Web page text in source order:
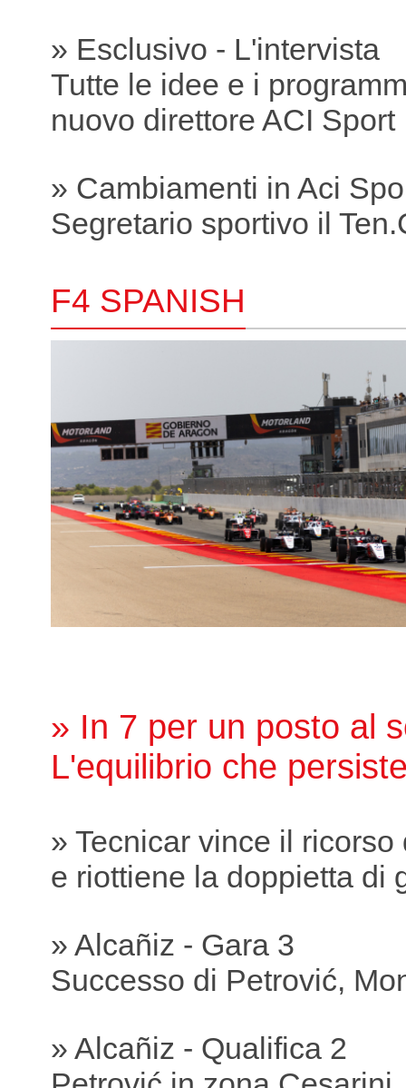
» Esclusivo - L'intervista
Tutte le idee e i
nuovo direttore ACI Sport
» Cambiamenti in Aci
Segretario sportivo il
F4 SPANISH
» In 7 per un posto al
L'equilibrio che
» Tecnicar vince il ricorso
e riottiene la doppietta di
» Alcañiz - Gara 3
Successo di Petrović,
» Alcañiz - Qualifica 2